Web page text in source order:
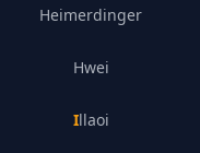
Heimerdinger
Hwei
Illaoi